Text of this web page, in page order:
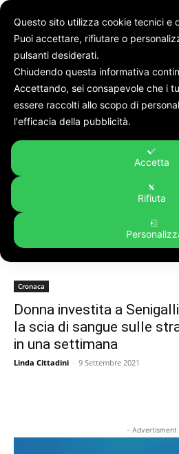
Tag:pelosi
Cronaca
Donna investita a
la scia di sangue sulle
in una settimana
Linda Cittadini - 9 Settembre 2021
- Advertisment
Questo sito utilizza cookie tecnici e
Puoi accettare, rifiutare o
pulsanti desiderati.
Chiudendo questa informativa
Accettando, sei consapevole che i
essere raccolti allo scopo di
l'efficacia della pubblicità.
Accetta
Rifiuta